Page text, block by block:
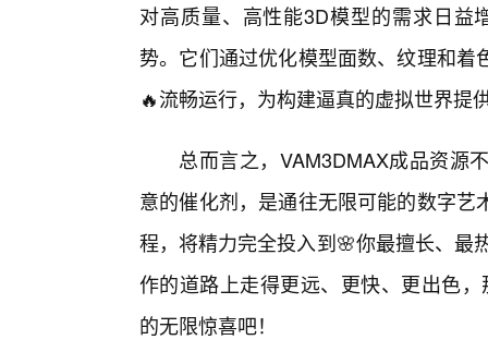
对高质量、高性能3D模型的需求日益
势。它们通过优化模型面数、纹理和
🔥流畅运行，为构建逼真的虚拟世界提
总而言之，VAM3DMAX成品资源
意的催化剂，是通往无限可能的数字
程，将精力完全投入到🌸你最擅长、
作的道路上走得更远、更快、更出色
的无限惊喜吧！